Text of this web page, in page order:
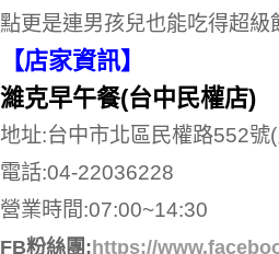
點更是連男孩兒也能吃得超級
【店家資訊】
濰克早午餐(台中民權店)
地址:台中市北區民權路552
電話:04-22036228
營業時間:07:00~14:30
FB粉絲團: https://